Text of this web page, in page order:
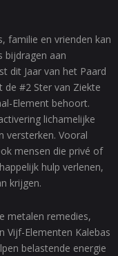
familie en vrienden kan
bijdragen aan
dit Jaar van het Paard
de #2 Ster van Ziekte
Element behoort.
lichamelijke
versterken. Vooral
mensen die privé of
hulp verlenen,
krijgen.
metalen remedies,
Vijf-Elementen Kalebas
belastende energie